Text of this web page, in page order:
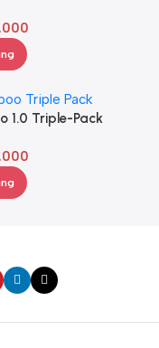
Hair Oil 3.0 100ml
1.0 Triple-Pack